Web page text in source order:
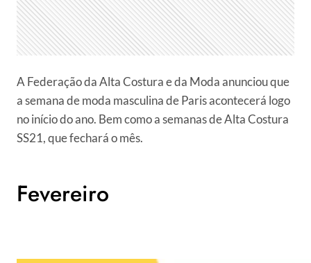
A Federação da Alta Costura e da Moda anunciou que
a semana de moda masculina de Paris acontecerá logo
no início do ano. Bem como a semanas de Alta Costura
SS21, que fechará o mês.
Fevereiro